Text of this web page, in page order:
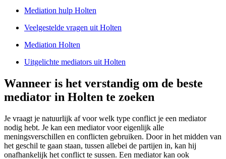
Mediation hulp Holten
Veelgestelde vragen uit Holten
Mediation Holten
Uitgelichte mediators uit Holten
Wanneer is het verstandig om de beste
mediator in Holten te zoeken
Je vraagt je natuurlijk af voor welk type conflict je een mediator
nodig hebt. Je kan een mediator voor eigenlijk alle
meningsverschillen en conflicten gebruiken. Door in het midden van
het geschil te gaan staan, tussen allebei de partijen in, kan hij
onafhankelijk het conflict te sussen. Een mediator kan ook